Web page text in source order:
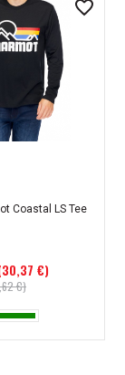
Coastal LS Tee
€)
€)